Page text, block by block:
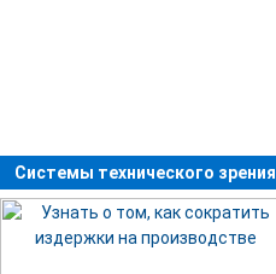
Системы технического зрения